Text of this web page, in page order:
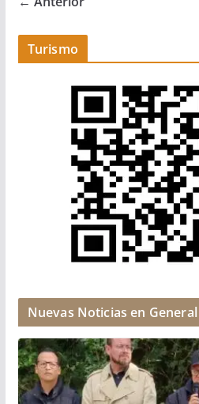
Turismo
Nuevas Noticias en General